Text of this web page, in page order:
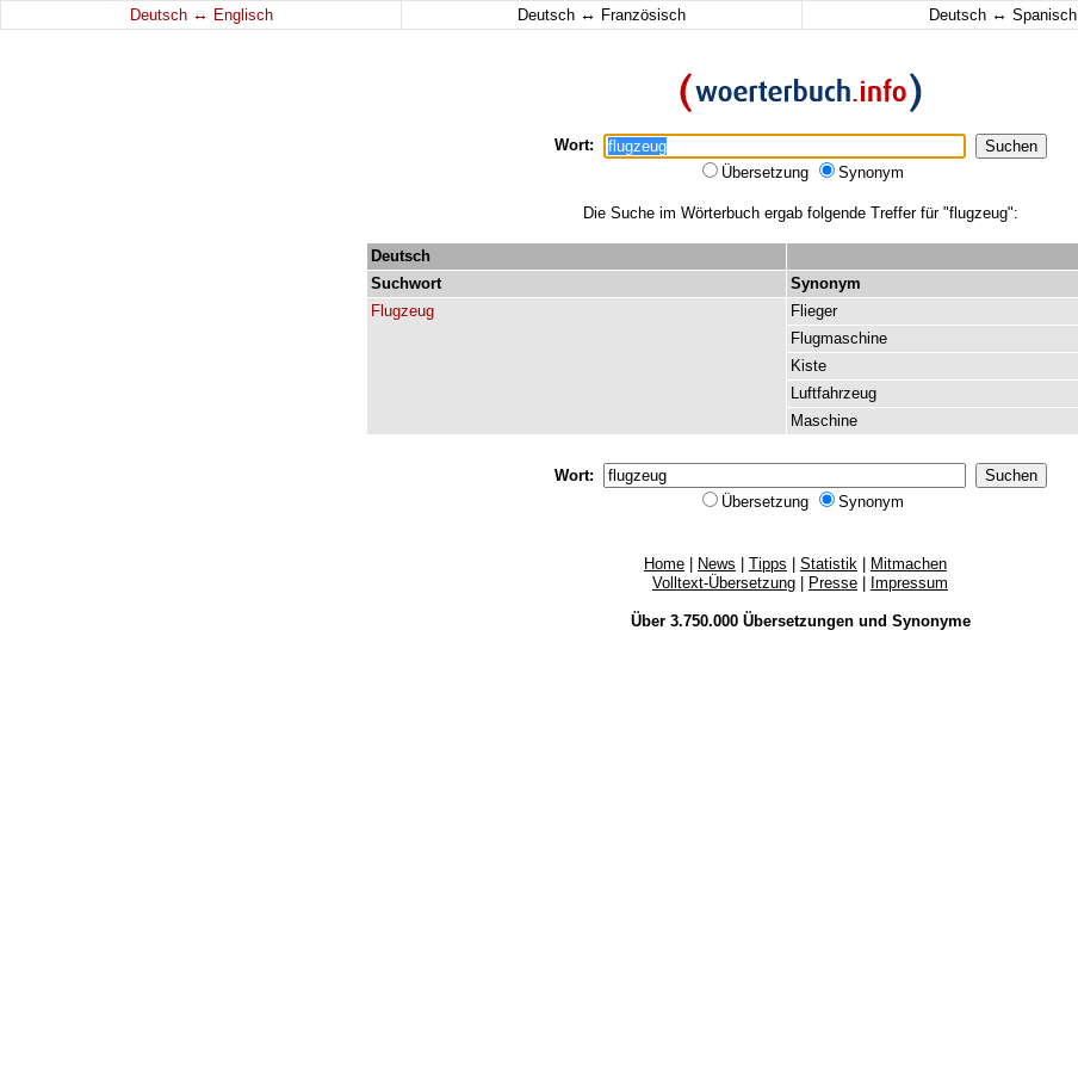
Deutsch ↔ Englisch Deutsch ↔ Französisch Deutsch ↔ Spanisch
Wort:
Übersetzung
Synonym
Die Suche im Wörterbuch ergab folgende Treffer für "flugzeug":
Deutsch
Suchwort
Synonym
Flugzeug
Flieger
Flugmaschine
Kiste
Luftfahrzeug
Maschine
Wort:
Übersetzung
Synonym
Home News Tipps Statistik
Mitmachen
Volltext-Übersetzung
Presse Impressum
Über 3.750.000 Übersetzungenund Synonyme